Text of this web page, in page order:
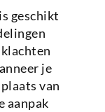
geschikt
je
van
aanpak